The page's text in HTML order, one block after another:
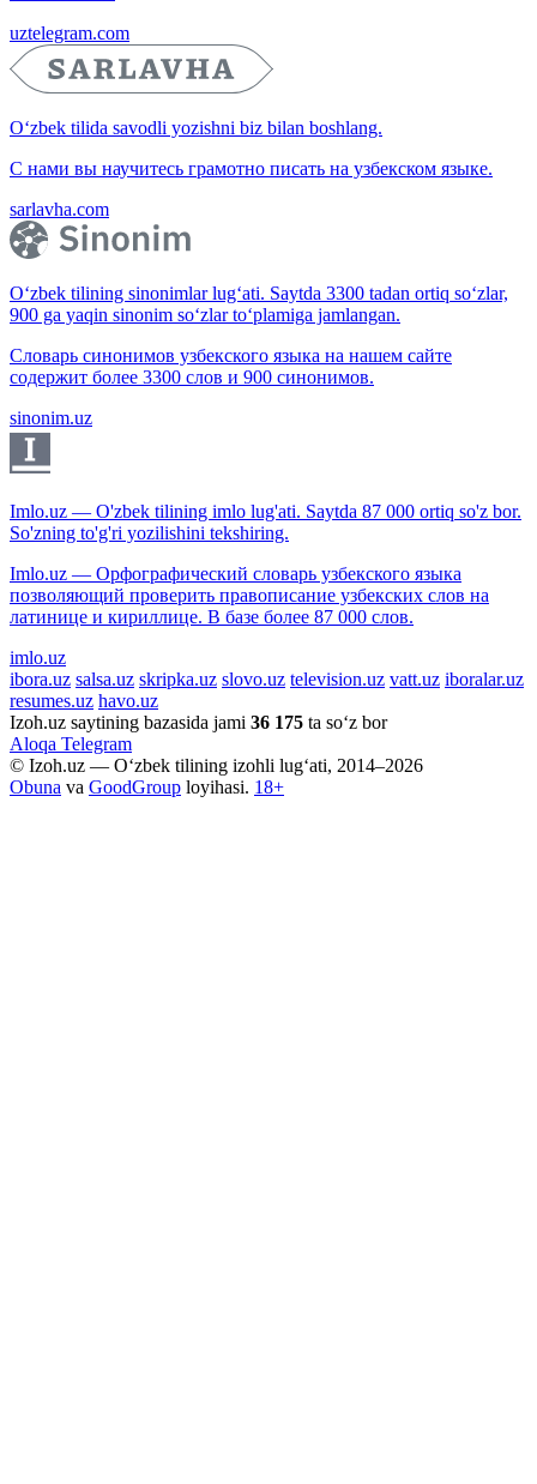
uztelegram.com
O‘zbek tilida savodli yozishni biz bilan boshlang.
С нами вы научитесь грамотно писать на узбекском языке.
sarlavha.com
O‘zbek tilining sinonimlar lug‘ati. Saytda 3300 tadan ortiq so‘zlar,
900 ga yaqin sinonim so‘zlar to‘plamiga jamlangan.
Словарь синонимов узбекского языка на нашем сайте
содержит более 3300 слов и 900 синонимов.
sinonim.uz
Imlo.uz — O'zbek tilining imlo lug'ati. Saytda 87 000 ortiq so'z bor.
So'zning to'g'ri yozilishini tekshiring.
Imlo.uz — Орфографический словарь узбекского языка
позволяющий проверить правописание узбекских слов на
латинице и кириллице. В базе более 87 000 слов.
imlo.uz
ibora.uz salsa.uz skripka.uz slovo.uz television.uz vatt.uz iboralar.uz
resumes.uz havo.uz
Izoh.uz saytining bazasida jami 36 175 ta so‘z bor
Aloqa Telegram
© Izoh.uz — O‘zbek tilining izohli lug‘ati, 2014–2026
Obuna va GoodGroup loyihasi. 18+